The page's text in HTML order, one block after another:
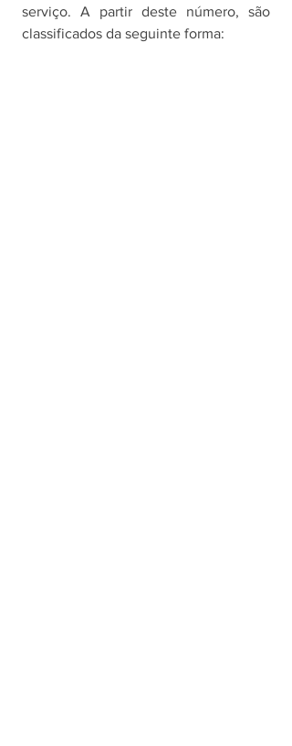
serviço. A partir deste número, são
classificados da seguinte forma: